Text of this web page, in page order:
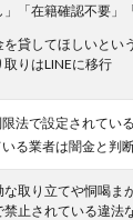
」「在籍確認不要」
を貸してほしいとい
取りはLINEに移行
法で設定されてい
る業者は闇金と判
な取り立てや恫喝ま
禁止されている違法